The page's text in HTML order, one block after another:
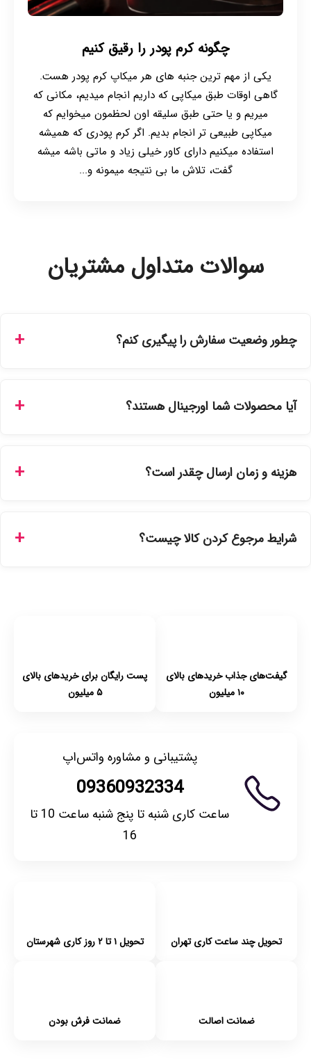
چگونه کرم پودر را رقیق کنیم
یکی از مهم ترین جنبه های هر میکاپ کرم پودر هست.
گاهی اوقات طبق میکاپی که داریم انجام میدیم، مکانی که
میریم و یا حتی طبق سلیقه اون لحظمون میخوایم که
میکاپی طبیعی تر انجام بدیم. اگر کرم پودری که همیشه
استفاده میکنیم دارای کاور خیلی زیاد و ماتی باشه میشه
گفت، تلاش ما بی نتیجه میمونه و...
سوالات متداول مشتریان
چطور وضعیت سفارش را پیگیری کنم؟
سفارشات در سایت، وضعیت لحظه‌ای مرسوله را مشاهده کنید.
آیا محصولات شما اورجینال هستند؟
نمایندگی‌های معتبر تهیه شده و دارای بچ‌کد قابل استعلام هستند.
هزینه و زمان ارسال چقدر است؟
انتخاب کنید و برای شهرستان‌ها بین یک الی ۳ روز کاری از طریق
شرایط مرجوع کردن کالا چیست؟
گیفت‌های جذاب خریدهای بالای
۱۰ میلیون
پست رایگان برای خریدهای بالای
۵ میلیون
پشتیبانی و مشاوره واتس‌اپ
09360932334
ساعت کاری شنبه تا پنج شنبه ساعت 10 تا
16
تحویل چند ساعت کاری تهران تحویل ۱ تا ۲ روز کاری شهرستان
ضمانت اصالت ضمانت فرش بودن